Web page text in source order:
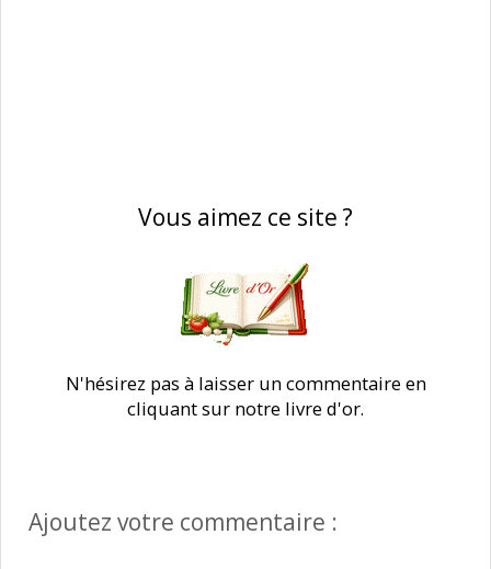
Vous aimez ce site ?
N'hésirez pas à laisser un commentaire en
cliquant sur notre livre d'or.
Ajoutez votre commentaire :